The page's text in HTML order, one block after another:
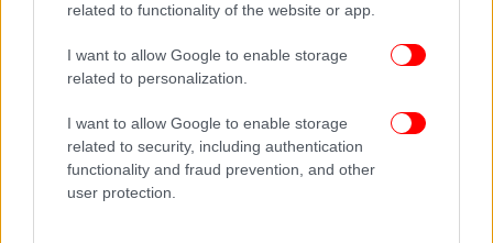
related to functionality of the website or app.
I want to allow Google to enable storage
related to personalization.
I want to allow Google to enable storage
related to security, including authentication
functionality and fraud prevention, and other
user protection.